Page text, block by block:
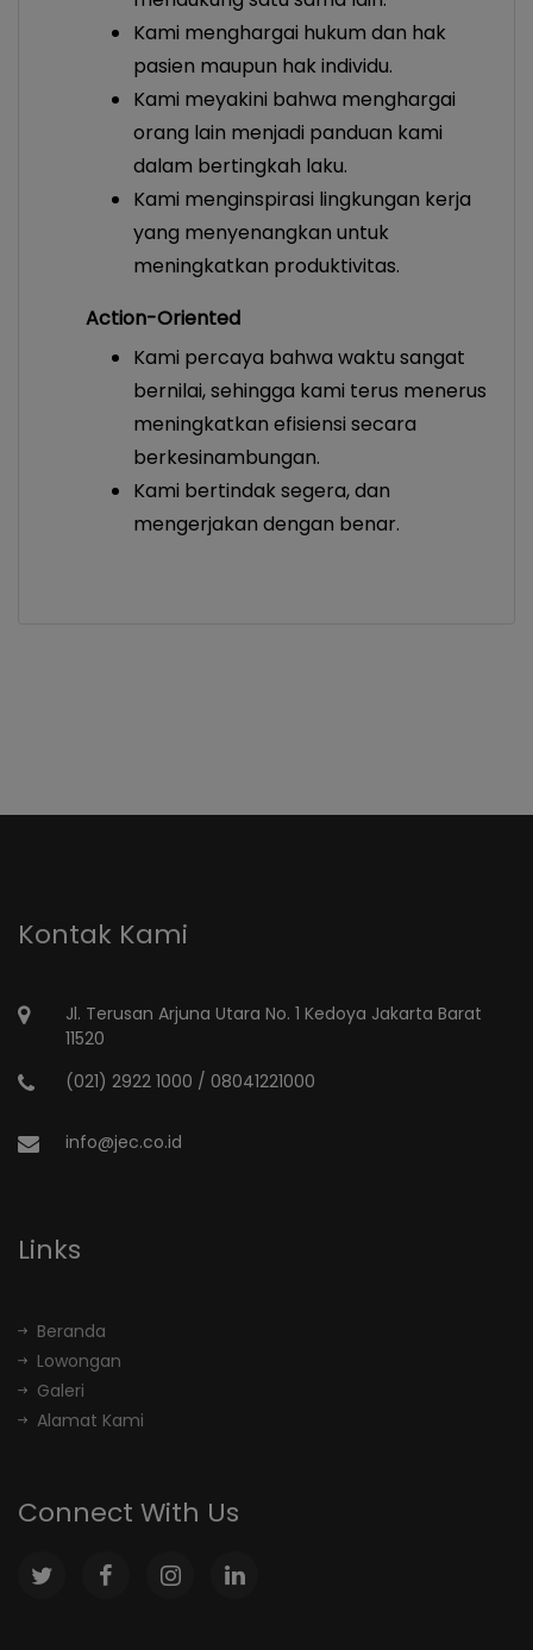
Kami menghargai hukum dan hak
pasien maupun hak individu.
Kami meyakini bahwa menghargai
orang lain menjadi panduan kami
dalam bertingkah laku.
Kami menginspirasi lingkungan kerja
yang menyenangkan untuk
meningkatkan produktivitas.
Action-Oriented
Kami percaya bahwa waktu sangat
bernilai, sehingga kami terus menerus
meningkatkan efisiensi secara
berkesinambungan.
Kami bertindak segera, dan
mengerjakan dengan benar.
Kontak Kami
Jl. Terusan Arjuna Utara No. 1 Kedoya Jakarta Barat
11520
(021) 2922 1000 / 08041221000
info@jec.co.id
Links
Beranda
Lowongan
Galeri
Alamat Kami
Connect With Us